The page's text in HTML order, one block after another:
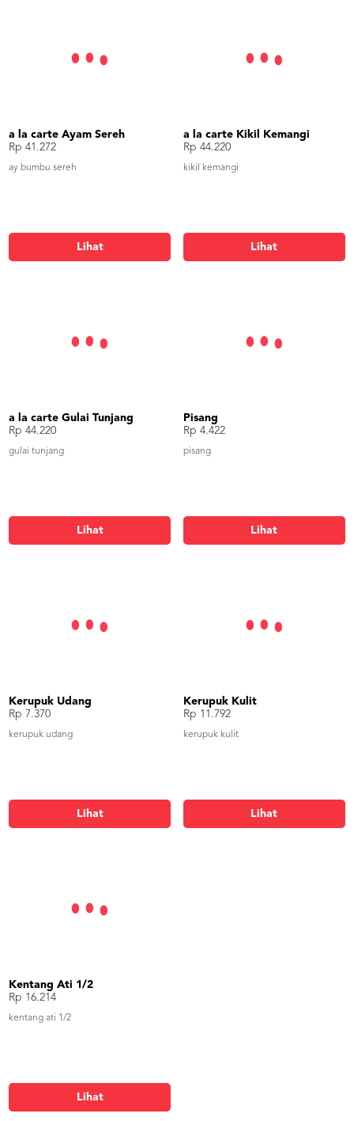
a la carte Ayam Sereh
Rp 41.272
ay bumbu sereh
Lihat
a la carte Kikil Kemangi
Rp 44.220
kikil kemangi
Lihat
a la carte Gulai Tunjang
Rp 44.220
gulai tunjang
Lihat
Pisang
Rp 4.422
pisang
Lihat
Kerupuk Udang
Rp 7.370
kerupuk udang
Lihat
Kerupuk Kulit
Rp 11.792
kerupuk kulit
Lihat
Kentang Ati 1/2
Rp 16.214
kentang ati 1/2
Lihat